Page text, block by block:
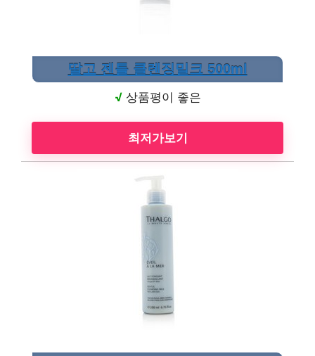
딸고 젠틀 클렌징밀크 500ml
√상품평이 좋은
최저가보기